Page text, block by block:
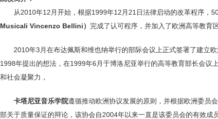
从2010年12月开始，根据1999年12月21日法律启动的改革程序，
Musicali Vincenzo Bellini） 完成了认可程序，并加入了欧洲高等教育
2010年3月在布达佩斯和维也纳举行的部际会议上正式签署了建立
1998年提出的想法，在1999年6月于博洛尼亚举行的高等教育部长会
和社会凝聚力，
卡塔尼亚音乐学院遵循推动欧洲协议发展的原则，并根据欧洲委员
部关于质量保证的辩论，该协会自2004年以来一直是该委员会的有效成